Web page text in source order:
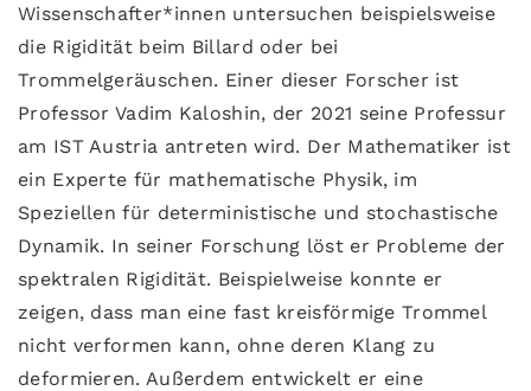
Wissenschafter*innen untersuchen beispielsweise
die Rigidität beim Billard oder bei
Trommelgeräuschen. Einer dieser Forscher ist
Professor Vadim Kaloshin, der 2021 seine Professur
am IST Austria antreten wird. Der Mathematiker ist
ein Experte für mathematische Physik, im
Speziellen für deterministische und stochastische
Dynamik. In seiner Forschung löst er Probleme der
spektralen Rigidität. Beispielweise konnte er
zeigen, dass man eine fast kreisförmige Trommel
nicht verformen kann, ohne deren Klang zu
deformieren. Außerdem entwickelt er eine